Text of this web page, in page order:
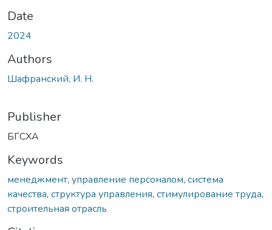
Date
2024
Authors
Шафранский, И. Н.
Publisher
БГСХА
Keywords
менеджмент, управление персоналом, система
качества, структура управления, стимулирование труда,
строительная отрасль